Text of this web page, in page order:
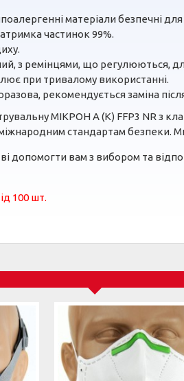
матеріали безпечні
частинок 99%.
з ремінцями, що регулюються,
при тривалому використанні.
рекомендується заміна
МІКРОН A (К) FFP3 NR з
стандартам безпеки.
допомогти вам з вибором та
100 шт.